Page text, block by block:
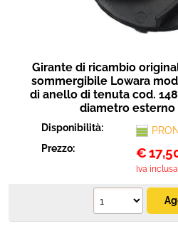
Girante di ricambio
sommergibile Lowara
di anello di tenuta cod.
diametro esterno
Disponibilità:
Prezzo:
€
Iva inclusa